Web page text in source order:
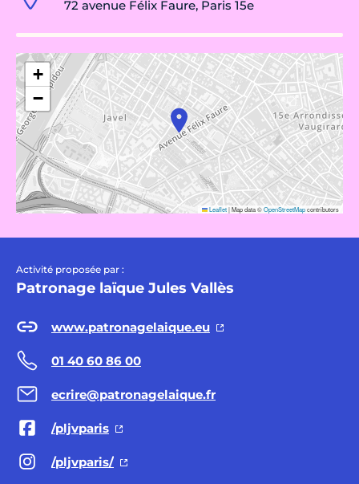
72 avenue Félix Faure, Paris 15e
+
−
Leaflet|Map data ©OpenStreetMapcontributors
Activité proposée par :
Patronage laïque Jules Vallès
www.patronagelaique.eu
01 40 60 86 00
ecrire@patronagelaique.fr
/pljvparis
/pljvparis/